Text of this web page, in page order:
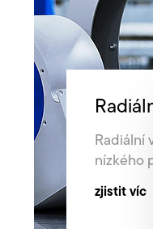
Radiální
nízkého
zjistit víc